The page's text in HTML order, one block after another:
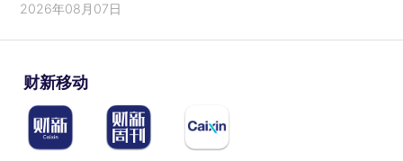
2026年08月07日
财新移动